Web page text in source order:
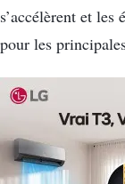
s’accélèrent et les
pour les